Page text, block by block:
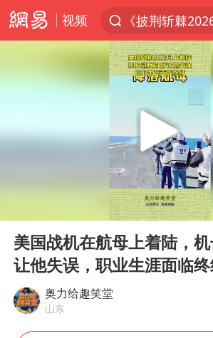
视频
《披荆斩棘
美将每月供乌爱
Play
美国战机在航母上着陆，
让他失误，职业生涯面临
奥力给趣笑堂
山东